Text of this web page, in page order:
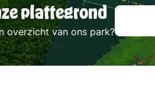
plattegrond
overzicht van ons park?